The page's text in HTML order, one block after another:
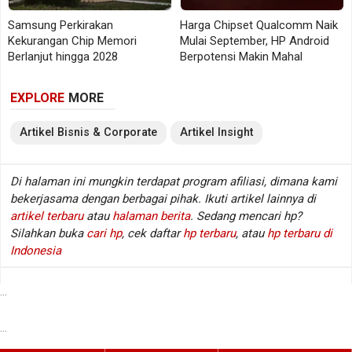
membangun kapasitas produksi tenaga surya hingga
100 gigawatt di Amerika Serikat sebelum 2028.
Untuk mencapai target tersebut, Tesla diketahui
sedang menjajaki pembelian peralatan manufaktur
dengan biaya kompetitif akan menjadi jauh lebih sulit.
Teknologi HJT Jadi Kunci, Sekaligus Titik
Lemah
Samsung Perkirakan
Kekurangan Chip Memori
Berlanjut hingga 2028
Harga Chipset Qualcomm Naik
Mulai September, HP Android
Berpotensi Makin Mahal
EXPLORE MORE
Artikel Bisnis & Corporate Artikel Insight
Di halaman ini mungkin terdapat program afiliasi, dimana kami
bekerjasama dengan berbagai pihak. Ikuti artikel lainnya di
artikel terbaru atau halaman berita. Sedang mencari hp?
Silahkan buka cari hp, cek daftar hp terbaru, atau hp terbaru di
Indonesia